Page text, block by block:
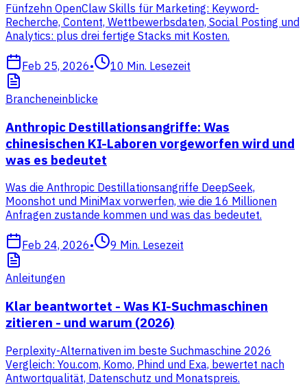
Fünfzehn OpenClaw Skills für Marketing: Keyword-
Recherche, Content, Wettbewerbsdaten, Social Posting und
Analytics: plus drei fertige Stacks mit Kosten.
Feb 25, 2026• 10 Min. Lesezeit
Brancheneinblicke
Anthropic Destillationsangriffe: Was
chinesischen KI-Laboren vorgeworfen wird und
was es bedeutet
Was die Anthropic Destillationsangriffe DeepSeek,
Moonshot und MiniMax vorwerfen, wie die 16 Millionen
Anfragen zustande kommen und was das bedeutet.
Feb 24, 2026• 9 Min. Lesezeit
Anleitungen
Klar beantwortet - Was KI-Suchmaschinen
zitieren - und warum (2026)
Perplexity-Alternativen im beste Suchmaschine 2026
Vergleich: You.com, Komo, Phind und Exa, bewertet nach
Antwortqualität, Datenschutz und Monatspreis.